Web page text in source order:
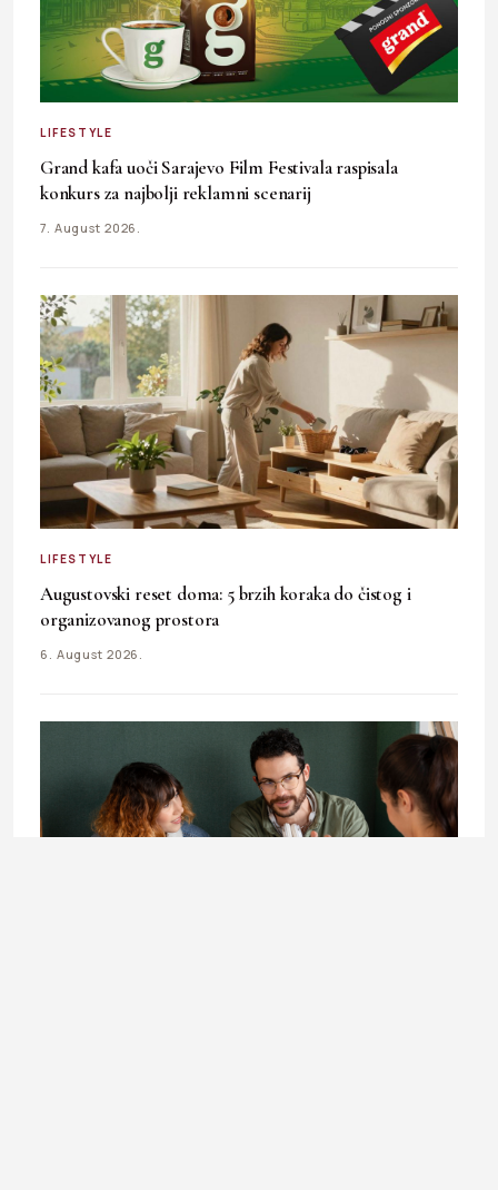
LIFESTYLE
Grand kafa uoči Sarajevo Film Festivala raspisala
konkurs za najbolji reklamni scenarij
7. August 2026.
LIFESTYLE
Augustovski reset doma: 5 brzih koraka do čistog i
organizovanog prostora
6. August 2026.